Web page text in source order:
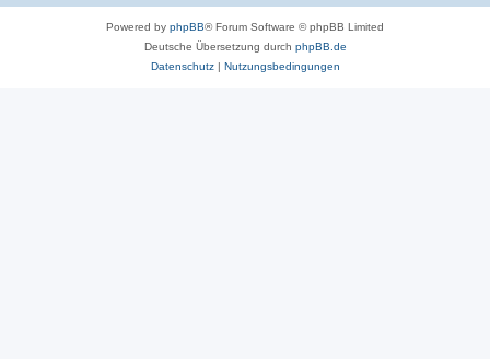
Powered by phpBB® Forum Software © phpBB Limited
Deutsche Übersetzung durch phpBB.de
Datenschutz| Nutzungsbedingungen